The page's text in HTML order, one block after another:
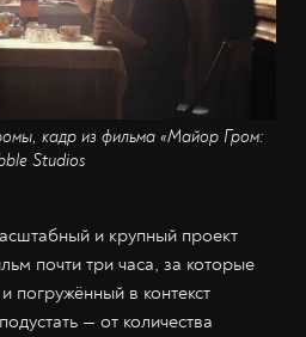
кадр из фильма «Майор Гром:
Studios
и крупный проект
почти три часа, за которые
погружённый в контекст
— от количества